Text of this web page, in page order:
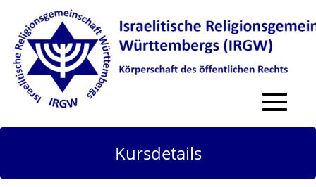
Toggle
Kursdetails